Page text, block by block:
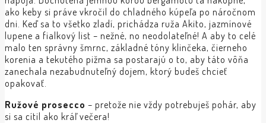
ako keby si práve vkročil do chladného kúpeľa po náročnom
dni. Keď sa to všetko zladí, prichádza ruža Akito, jazmínové
lupene a fialkový list – nežné, no neodolateľné! A aby to celé
malo ten správny šmrnc, základné tóny klinčeka, čierneho
korenia a tekutého pižma sa postarajú o to, aby táto vôňa
zanechala nezabudnuteľný dojem, ktorý budeš chcieť
opakovať.
Ružové prosecco – pretože nie vždy potrebuješ pohár, aby
si sa cítil ako kráľ večera!